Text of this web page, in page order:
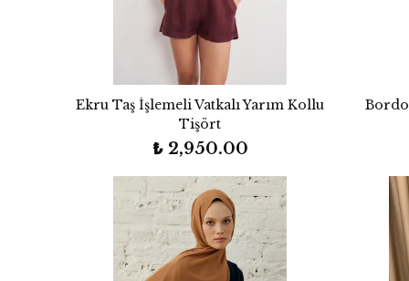
Ekru Taş İşlemeli Vatkalı Yarım Kollu
Tişört
₺ 2,950.00
Bordo